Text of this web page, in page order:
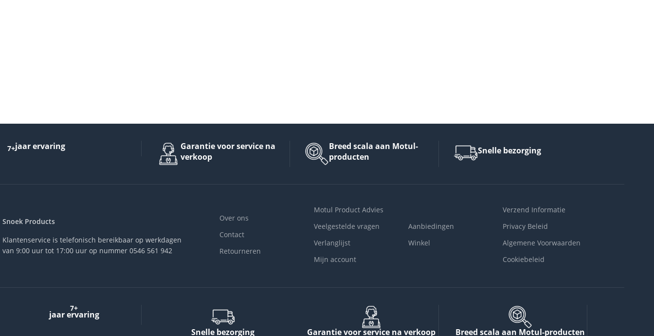
7+jaar ervaring
Garantie voor service na
verkoop
Breed scala aan Motul-
producten
Snelle bezorging
Snoek Products
Klantenservice is telefonisch bereikbaar op werkdagen
van 9:00 uur tot 17:00 uur op nummer 0546 561 942
Over ons
Contact
Retourneren
Motul Product Advies
Veelgestelde vragen
Verlanglijst
Mijn account
Aanbiedingen
Winkel
Verzend Informatie
Privacy Beleid
Algemene Voorwaarden
Cookiebeleid
7+
jaar ervaring
Snelle bezorging
Garantie voor service na verkoop Breed scala aan Motul-producten